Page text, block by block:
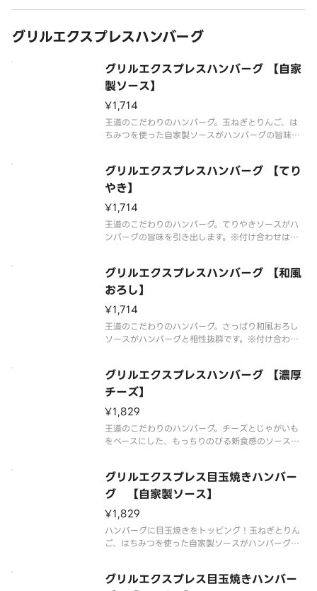
グリルエクスプレスハンバーグ
グリルエクスプレスハンバーグ 【自家
製ソース】
¥1,714
王道のこだわりのハンバーグ。玉ねぎとりんご、は
ちみつを使った自家製ソースがハンバーグの旨味を
グリルエクスプレスハンバーグ 【てり
やき】
¥1,714
王道のこだわりのハンバーグ。てりやきソースがハ
ンバーグの旨味を引き出します。※付け合わせは状
グリルエクスプレスハンバーグ 【和風
おろし】
¥1,714
王道のこだわりのハンバーグ。さっぱり和風おろし
ソースがハンバーグと相性抜群です。※付け合わせ
グリルエクスプレスハンバーグ 【濃厚
チーズ】
¥1,829
王道のこだわりのハンバーグ。チーズとじゃがいも
をベースにした、もっちりのびる新食感のソースが
グリルエクスプレス目玉焼きハンバー
グ 【自家製ソース】
¥1,829
ハンバーグに目玉焼きをトッピング！玉ねぎとりん
ご、はちみつを使った自家製ソースがハンバーグの
グリルエクスプレス目玉焼きハンバー